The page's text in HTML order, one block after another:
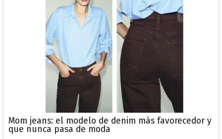
Mom jeans: el modelo de denim más favorecedor y
que nunca pasa de moda